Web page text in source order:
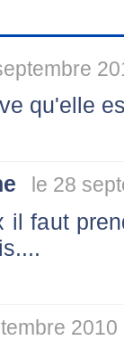
qu'elle
le 28
il faut